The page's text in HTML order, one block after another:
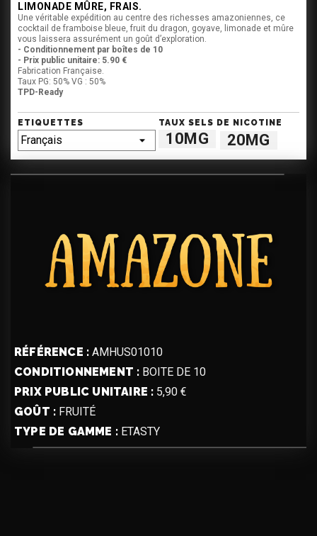
LIMONADE MÛRE, FRAIS.
Une véritable expédition au centre des richesses amazoniennes, ce
cocktail de framboise bleue, fruit du dragon, goyave, limonade et mûre
vous laissera assurément un goût d’exploration.
- Conditionnement par boîtes de 10
- Prix public unitaire: 5.90 €
Fabrication Française.
Taux PG: 50% VG : 50%
TPD-Ready
ETIQUETTES TAUX SELS DE NICOTINE
10MG 20MG
RÉFÉRENCE : AMHUS01010
CONDITIONNEMENT : BOITE DE 10
PRIX PUBLIC UNITAIRE : 5,90 €
GOÛT : FRUITÉ
TYPE DE GAMME : ETASTY